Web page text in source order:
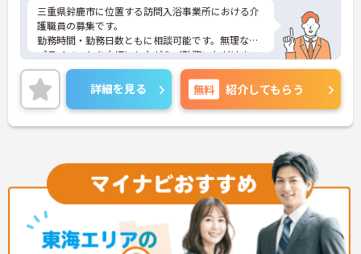
三重県鈴鹿市に位置する訪問入浴事業所における介
護職員の募集です。
勤務時間・勤務日数ともに相談可能です。無理なく
プライベートを大切にしながらご勤務いただけま
す。
フォロー体制が充実しています。業務に不安がある
方でも安心してご勤務いただけます。
ご興味ある方には、面接対策ポイントなど、さらに
詳細をお話しいたしますのでお気軽にご相談くださ
詳細を見る 無料 紹介してもらう